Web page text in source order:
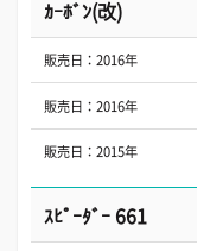
ｶｰﾎﾞﾝ(改)
販売日：2016年
販売日：2016年
販売日：2015年
ｽﾋﾟｰﾀﾞｰ 661